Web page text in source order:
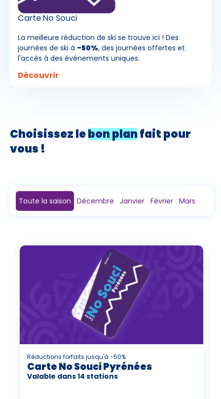
Carte No Souci
La meilleure réduction de ski se trouve ici ! Des
journées de ski à -50%, des journées offertes et
l'accès à des événements uniques.
Découvrir
Choisissez lebon planfait pour
vous !
Toute la saison Décembre Janvier Février Mars
Réductions forfaits jusqu'à -50%
Carte No Souci Pyrénées
Valable dans 14 stations